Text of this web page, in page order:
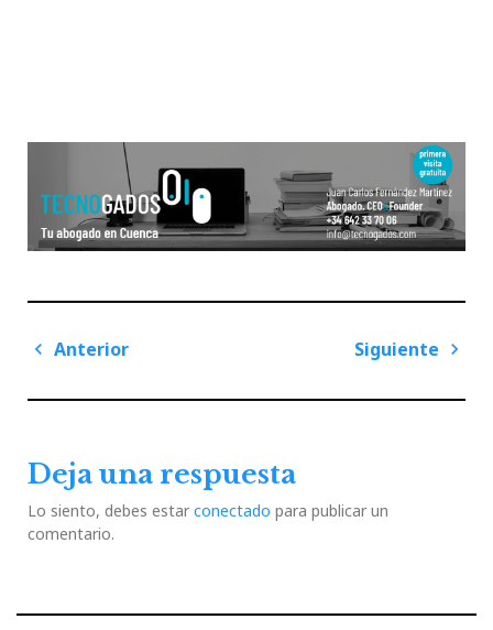
Navegación
entradas
Anterior
Siguiente
Deja una respuesta
Lo siento, debes estar conectado para publicar un
comentario.